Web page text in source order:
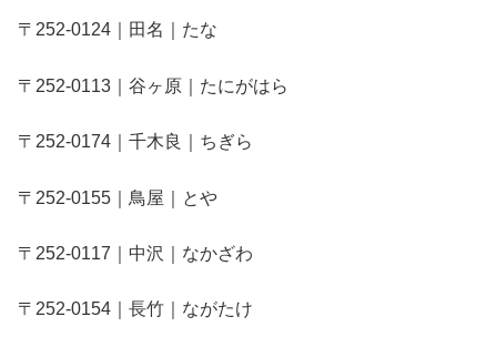
〒252-0124｜田名｜たな
〒252-0113｜谷ヶ原｜たにがはら
〒252-0174｜千木良｜ちぎら
〒252-0155｜鳥屋｜とや
〒252-0117｜中沢｜なかざわ
〒252-0154｜長竹｜ながたけ